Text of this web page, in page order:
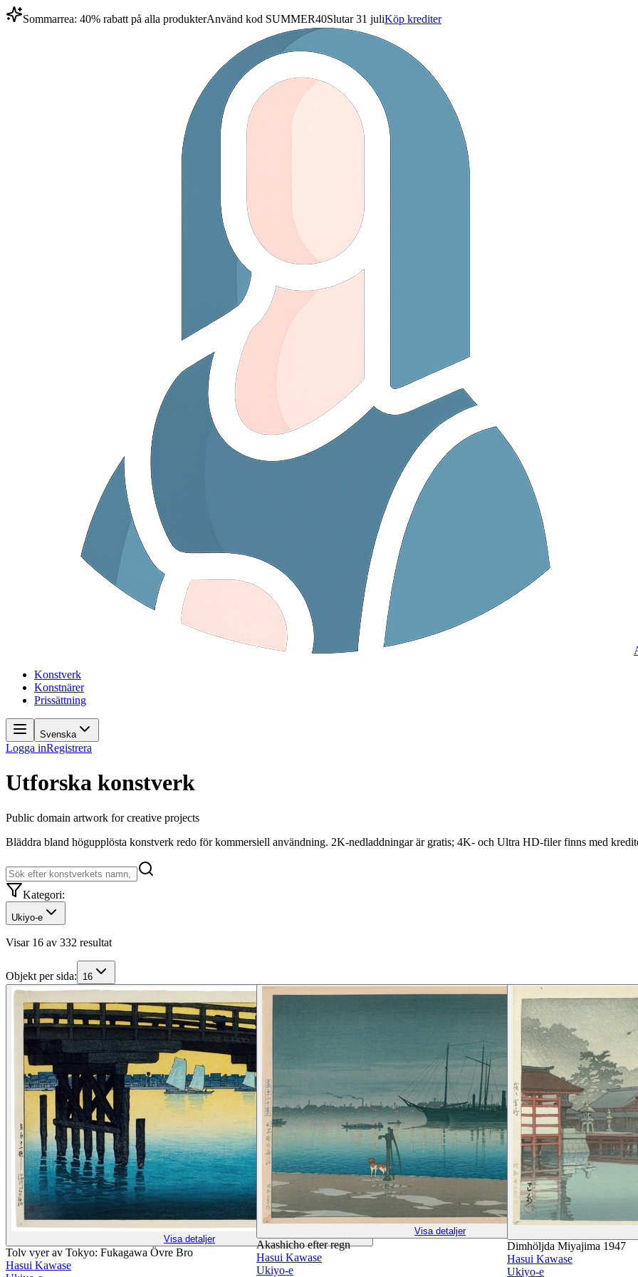
Sommarrea: 40% rabatt på alla produkterAnvänd kod SUMMER40Slutar 31 juliKöp krediter
Konstverk
Konstnärer
Prissättning
Svenska
Logga inRegistrera
Utforska konstverk
Public domain artwork for creative projects
Bläddra bland högupplösta konstverk redo för kommersiell användning. 2K-nedladdningar är gratis; 4K- och Ultra HD-filer finns med
Kategori:
Ukiyo-e
Visar 16 av 332 resultat
Objekt per sida: 16
Visa detaljer
Tolv vyer av Tokyo: Fukagawa Övre Bro
Hasui Kawase
Visa detaljer
Akashicho efter regn
Hasui Kawase
Ukiyo-e
Dimhöljda Miyajima 1947
Hasui Kawase
Ukiyo-e